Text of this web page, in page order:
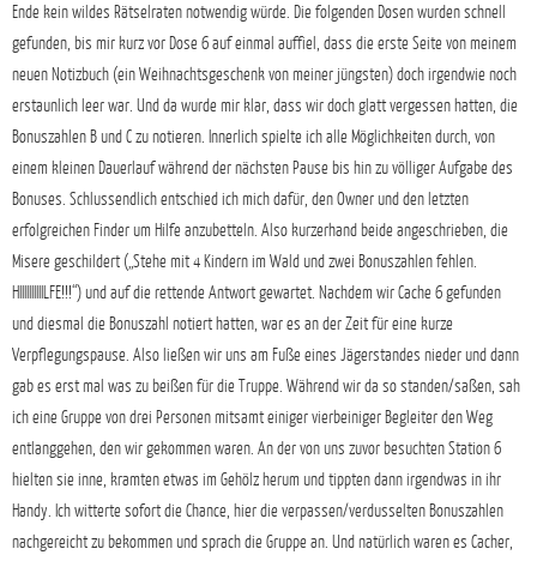
Ende kein wildes Rätselraten notwendig würde. Die folgenden Dosen wurden schnell
gefunden, bis mir kurz vor Dose 6 auf einmal auffiel, dass die erste Seite von meinem
neuen Notizbuch (ein Weihnachtsgeschenk von meiner jüngsten) doch irgendwie noch
erstaunlich leer war. Und da wurde mir klar, dass wir doch glatt vergessen hatten, die
Bonuszahlen B und C zu notieren. Innerlich spielte ich alle Möglichkeiten durch, von
einem kleinen Dauerlauf während der nächsten Pause bis hin zu völliger Aufgabe des
Bonuses. Schlussendlich entschied ich mich dafür, den Owner und den letzten
erfolgreichen Finder um Hilfe anzubetteln. Also kurzerhand beide angeschrieben, die
Misere geschildert („Stehe mit 4 Kindern im Wald und zwei Bonuszahlen fehlen.
HIIIIIIIIIILFE!!!“) und auf die rettende Antwort gewartet. Nachdem wir Cache 6 gefunden
und diesmal die Bonuszahl notiert hatten, war es an der Zeit für eine kurze
Verpflegungspause. Also ließen wir uns am Fuße eines Jägerstandes nieder und dann
gab es erst mal was zu beißen für die Truppe. Während wir da so standen/saßen, sah
ich eine Gruppe von drei Personen mitsamt einiger vierbeiniger Begleiter den Weg
entlanggehen, den wir gekommen waren. An der von uns zuvor besuchten Station 6
hielten sie inne, kramten etwas im Gehölz herum und tippten dann irgendwas in ihr
Handy. Ich witterte sofort die Chance, hier die verpassen/verdusselten Bonuszahlen
nachgereicht zu bekommen und sprach die Gruppe an. Und natürlich waren es Cacher,